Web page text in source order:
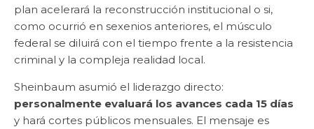
plan acelerará la reconstrucción institucional o si,
como ocurrió en sexenios anteriores, el músculo
federal se diluirá con el tiempo frente a la resistencia
criminal y la compleja realidad local.
Sheinbaum asumió el liderazgo directo:
personalmente evaluará los avances cada 15 días
y hará cortes públicos mensuales. El mensaje es